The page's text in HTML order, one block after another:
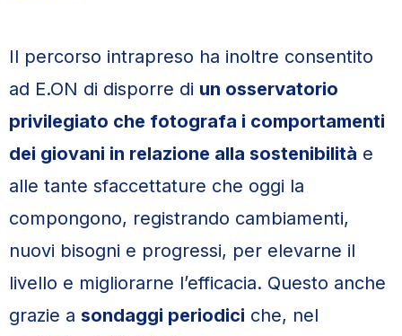
Il percorso intrapreso ha inoltre consentito
ad E.ON di disporre di un osservatorio
privilegiato che fotografa i comportamenti
dei giovani in relazione alla sostenibilità e
alle tante sfaccettature che oggi la
compongono, registrando cambiamenti,
nuovi bisogni e progressi, per elevarne il
livello e migliorarne l’efficacia. Questo anche
grazie a sondaggi periodici che, nel